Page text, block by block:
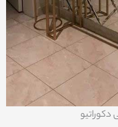
دکوراتیو